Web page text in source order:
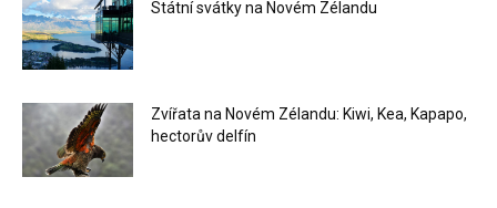
Státní svátky na Novém Zélandu
Zvířata na Novém Zélandu: Kiwi, Kea, Kapapo,
hectorův delfín